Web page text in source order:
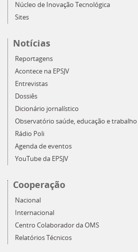
Núcleo de Inovação Tecnológica
Sites
Notícias
Reportagens
Acontece na EPSJV
Entrevistas
Dossiês
Dicionário jornalístico
Observatório saúde, educação e
Rádio Poli
Agenda de eventos
YouTube da EPSJV
Cooperação
Nacional
Internacional
Centro Colaborador da OMS
Relatórios Técnicos